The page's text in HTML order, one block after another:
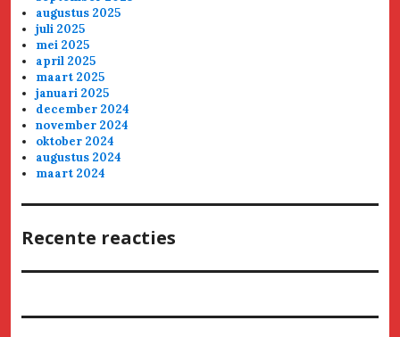
augustus 2025
juli 2025
mei 2025
april 2025
maart 2025
januari 2025
december 2024
november 2024
oktober 2024
augustus 2024
maart 2024
Recente reacties